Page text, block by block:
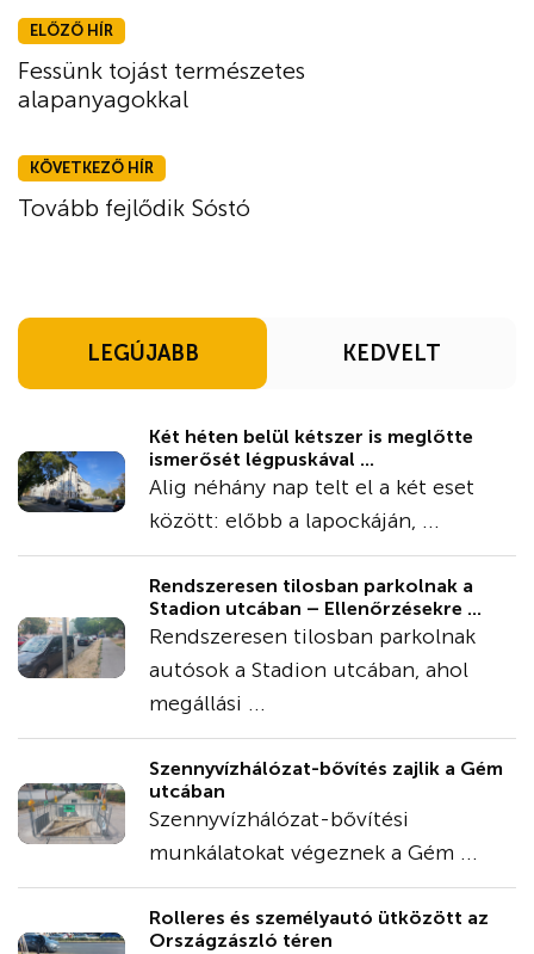
ELŐZŐ HÍR
Fessünk tojást természetes
alapanyagokkal
KÖVETKEZŐ HÍR
Tovább fejlődik Sóstó
LEGÚJABB KEDVELT
Két héten belül kétszer is meglőtte
ismerősét légpuskával ...
Alig néhány nap telt el a két eset
között: előbb a lapockáján, ...
Rendszeresen tilosban parkolnak a
Stadion utcában – Ellenőrzésekre ...
Rendszeresen tilosban parkolnak
autósok a Stadion utcában, ahol
megállási ...
Szennyvízhálózat-bővítés zajlik a Gém
utcában
Szennyvízhálózat-bővítési
munkálatokat végeznek a Gém ...
Rolleres és személyautó ütközött az
Országzászló téren